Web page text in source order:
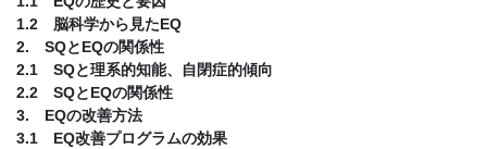
1.2 脳科学から見たEQ
2. SQとEQの関係性
2.1 SQと理系的知能、自閉症的傾向
2.2 SQとEQの関係性
3. EQの改善方法
3.1 EQ改善プログラムの効果